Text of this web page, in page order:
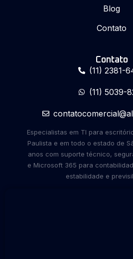
Blog
Contato
Contato
(11) 2381-
(11) 5039-
Especialistas em TI para
Paulista e em todo o estado de
anos com suporte técnico,
e Microsoft 365 para
estabilidade e